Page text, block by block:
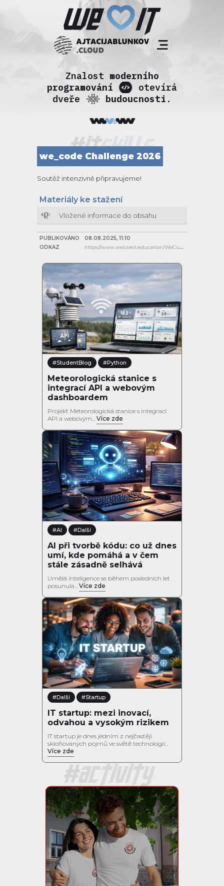
Znalost moderního
programování
otevírá
dveře
budoucnosti .
we_code Challenge 2026
Soutěž intenzivně připravujeme!
Materiály ke stažení
Vložené informace do obsahu
PUBLIKOVÁNO
08.08.2025, 11:10
ODKAZ
https://www.weloveit.education/WeCodeChallenge/
#StudentBlog #Python
Meteorologická stanice s
integrací API a webovým
dashboardem
Projekt Meteorologická stanice s integrací
API a webovým... Více zde
#AI #Další
AI při tvorbě kódu: co už dnes
umí, kde pomáhá a v čem
stále zásadně selhává
Umělá inteligence se během posledních let
posunula... Více zde
#Další #Startup
IT startup: mezi inovací,
odvahou a vysokým rizikem
IT startup je dnes jedním z nejčastěji
skloňovaných pojmů ve světě technologií...
Více zde